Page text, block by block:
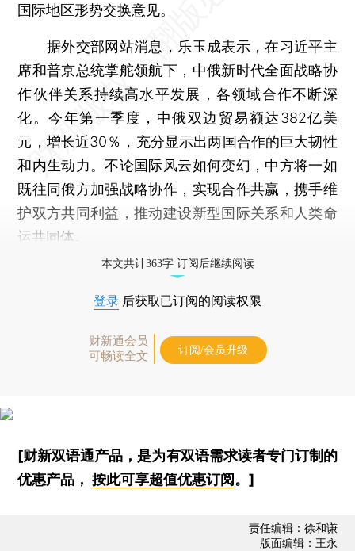
国际地区形势交换意见。
据外交部网站消息，乐玉成表示，在习近平主
席和普京总统掌舵领航下，中俄新时代全面战略协
作伙伴关系持续高水平发展，各领域合作不断深
化。今年第一季度，中俄双边贸易额达382亿美
元，增长近30％，充分显示出两国合作的巨大韧性
和内生动力。不论国际风云如何变幻，中方将一如
既往同俄方加强战略协作，实现合作共赢，携手维
护双方共同利益，推动建设新型国际关系和人类命
运共同体。
本文共计363字 订阅后继续阅读
登录 后获取已订阅的阅读权限
财新通会员
可畅读全文
订阅/会员升级
[财新双语通产品，是为有双语需求读者专门订制的
优惠产品，按此可享超值优惠订阅。]
责任编辑：徐和谦
版面编辑：王永